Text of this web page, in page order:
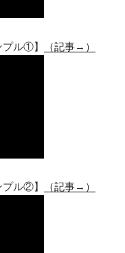
ル①】 （記事→）
ル②】 （記事→）